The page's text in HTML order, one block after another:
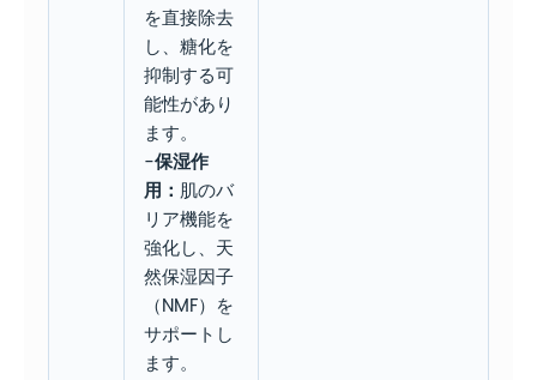
を直接除去
し、糖化を
抑制する可
能性があり
ます。
-保湿作
用： 肌のバ
リア機能を
強化し、天
然保湿因子
（NMF）を
サポートし
ます。